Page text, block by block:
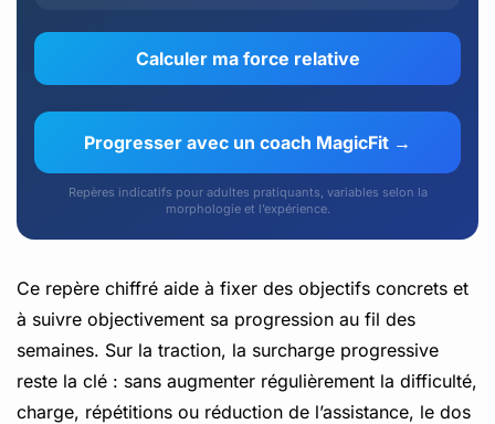
Calculer ma force relative
Progresser avec un coach MagicFit →
Repères indicatifs pour adultes pratiquants, variables selon la
morphologie et l’expérience.
Ce repère chiffré aide à fixer des objectifs concrets et
à suivre objectivement sa progression au fil des
semaines. Sur la traction, la surcharge progressive
reste la clé : sans augmenter régulièrement la difficulté,
charge, répétitions ou réduction de l’assistance, le dos